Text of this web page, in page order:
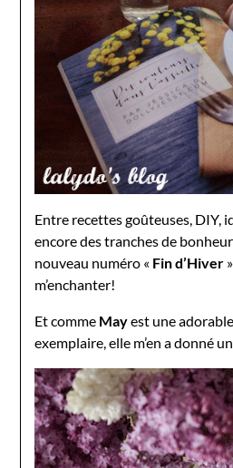
Entre recettes goûteuses, DIY,
encore des tranches de
nouveau numéro « Fin d’Hiver
m’enchanter!
Et comme Mayest une
exemplaire, elle m’en a donné